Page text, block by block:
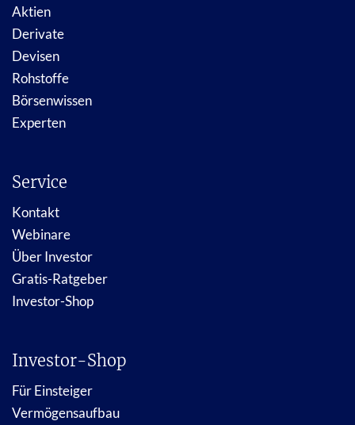
Aktien
Derivate
Devisen
Rohstoffe
Börsenwissen
Experten
Service
Kontakt
Webinare
Über Investor
Gratis-Ratgeber
Investor-Shop
Investor-Shop
Für Einsteiger
Vermögensaufbau